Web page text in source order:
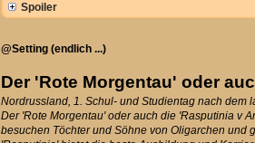
Spoiler
@Setting (endlich ...)
Der 'Rote Morgentau' oder
Nordrussland, 1. Schul- und Studientag nach dem
Der 'Rote Morgentau' oder auch die 'Rasputinia v
besuchen Töchter und Söhne von Oligarchen und